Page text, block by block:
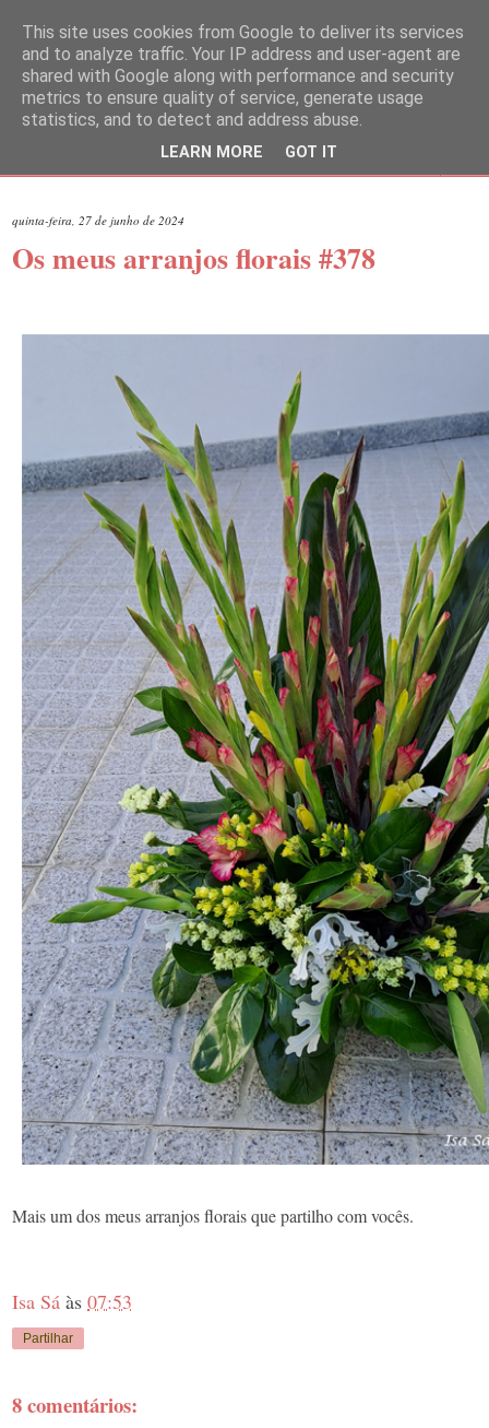
quinta-feira, 27 de junho de 2024
Os meus arranjos florais #378
Mais um dos meus arranjos florais que partilho com vocês.
Isa Sá às 07:53
Partilhar
8 comentários:
This site uses cookies from Google to deliver its services
and to analyze traffic. Your IP address and user-agent are
shared with Google along with performance and security
metrics to ensure quality of service, generate usage
statistics, and to detect and address abuse.
LEARN MORE GOT IT